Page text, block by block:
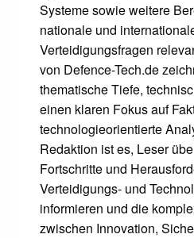
Systeme sowie weitere
nationale und
Verteidigungsfragen
von Defence-Tech.de
thematische Tiefe,
einen klaren Fokus auf
technologieorientierte
Redaktion ist es, Leser
Fortschritte und
Verteidigungs- und
informieren und die
zwischen Innovation,